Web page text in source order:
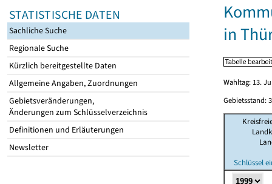
STATISTISCHE DATEN
Sachliche Suche
Regionale Suche
Kürzlich bereitgestellte Daten
Allgemeine Angaben, Zuordnungen
Gebietsveränderungen,
Änderungen zum Schlüsselverzeichnis
Definitionen und Erläuterungen
Newsletter
in
Wahltag: 13.
Gebietsstand:
Schlüssel